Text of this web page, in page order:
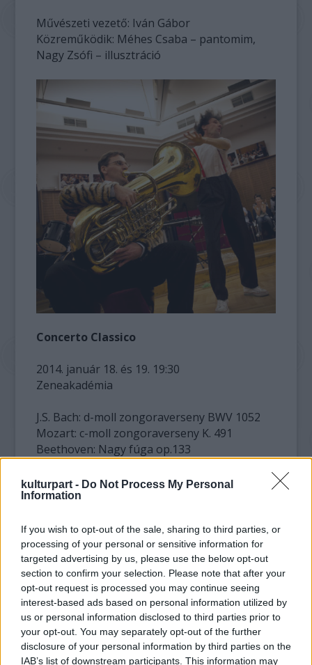
kulturpart - Do Not Process My Personal
Information
If you wish to opt-out of the sale, sharing to third parties, or
processing of your personal or sensitive information for
targeted advertising by us, please use the below opt-out
section to confirm your selection. Please note that after your
opt-out request is processed you may continue seeing
interest-based ads based on personal information utilized by
us or personal information disclosed to third parties prior to
your opt-out. You may separately opt-out of the further
disclosure of your personal information by third parties on the
IAB’s list of downstream participants. This information may
Művészeti vezető: Iván Gábor
Közreműködik: Méhes Csaba – pantomim,
Nagy Zsófi – illusztráció
Concerto Classico
2014. január 18. és 19. 19:30
Zeneakadémia
J.S. Bach: d-moll zongoraverseny BWV 1052
Mozart: c-moll zongoraverseny K. 491
Beethoven: Nagy fúga op.133
Vezényel: Keller András
Közreműködik: Jevgenyij Koroljov